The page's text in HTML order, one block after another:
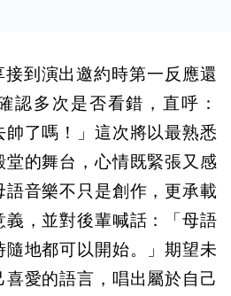
接到演出邀約時第一反應還
認多次是否看錯，直呼：
帥了嗎！」這次將以最熟悉
的舞台，心情既緊張又感
音樂不只是創作，更承載
，並對後輩喊話：「母語
地都可以開始。」期望未
愛的語言，唱出屬於自己